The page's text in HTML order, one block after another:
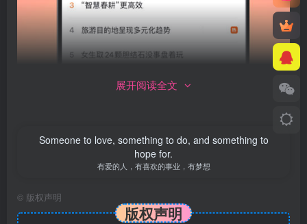
展开阅读全文
Someone to love, something to do, and something to
hope for.
有爱的人，有喜欢的事业，有梦想
© 版权声明
版权声明